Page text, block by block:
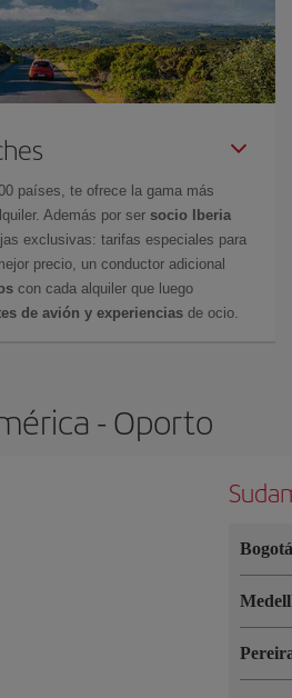
países, te ofrece la gama más
Además por ser socio Iberia
exclusivas: tarifas especiales para
precio, un conductor adicional
con cada alquiler que luego
de avión y experiencias de ocio.
- Oporto